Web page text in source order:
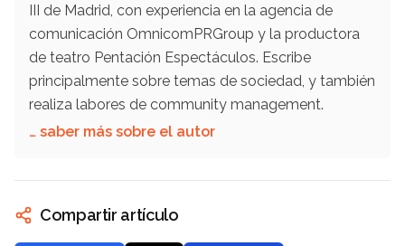
III de Madrid, con experiencia en la agencia de
comunicación OmnicomPRGroup y la productora
de teatro Pentación Espectáculos. Escribe
principalmente sobre temas de sociedad, y también
realiza labores de community management.
… saber más sobre el autor
Compartir artículo